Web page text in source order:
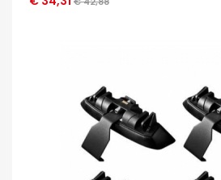
OCCHIATA VELOCE